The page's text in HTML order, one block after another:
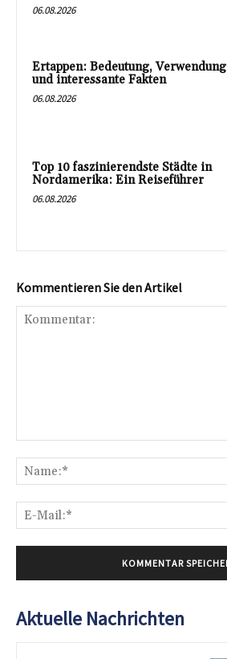
06.08.2026
Ertappen: Bedeutung, Verwendung
und interessante Fakten
06.08.2026
Top 10 faszinierendste Städte in
Nordamerika: Ein Reiseführer
06.08.2026
Kommentieren Sie den Artikel
Aktuelle Nachrichten